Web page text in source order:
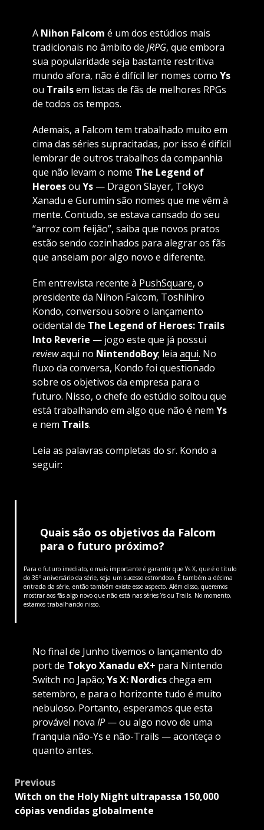
A Nihon Falcom é um dos estúdios mais
tradicionais no âmbito de JRPG, que embora
sua popularidade seja bastante restritiva
mundo afora, não é difícil ler nomes como Ys
ou Trailsem listas de fãs de melhores RPGs
de todos os tempos.
Ademais, a Falcom tem trabalhado muito em
cima das séries supracitadas, por isso é difícil
lembrar de outros trabalhos da companhia
que não levam o nome The Legend of
Heroesou Ys— Dragon Slayer, Tokyo
Xanadu e Gurumin são nomes que me vêm à
mente. Contudo, se estava cansado do seu
“arroz com feijão”, saiba que novos pratos
estão sendo cozinhados para alegrar os fãs
que anseiam por algo novo e diferente.
Em entrevista recente à PushSquare, o
presidente da Nihon Falcom, Toshihiro
Kondo, conversou sobre o lançamento
ocidental de The Legend of Heroes: Trails
Into Reverie — jogo este que já possui
reviewaqui no NintendoBoy; leia aqui. No
fluxo da conversa, Kondo foi questionado
sobre os objetivos da empresa para o
futuro. Nisso, o chefe do estúdio soltou que
está trabalhando em algo que não é nem Ys
e nem Trails.
Leia as palavras completas do sr. Kondo a
seguir:
Quais são os objetivos da Falcom
para o futuro próximo?
Para o futuro imediato, o mais importante é garantir que Ys X, que é o título
do 35º aniversário da série, seja um sucesso estrondoso. É também a décima
entrada da série, então também existe esse aspecto. Além disso, queremos
mostrar aos fãs algo novo que não está nas séries Ys ou Trails. No momento,
estamos trabalhando nisso.
No final de Junho tivemos o lançamento do
port de Tokyo Xanadu eX+ para Nintendo
Switch no Japão; Ys X: Nordicschega em
setembro, e para o horizonte tudo é muito
nebuloso. Portanto, esperamos que esta
provável nova IP— ou algo novo de uma
franquia não-Ys e não-Trails — aconteça o
quanto antes.
Post
navigation
Previous
Witch on the Holy Night ultrapassa 150,000
cópias vendidas globalmente